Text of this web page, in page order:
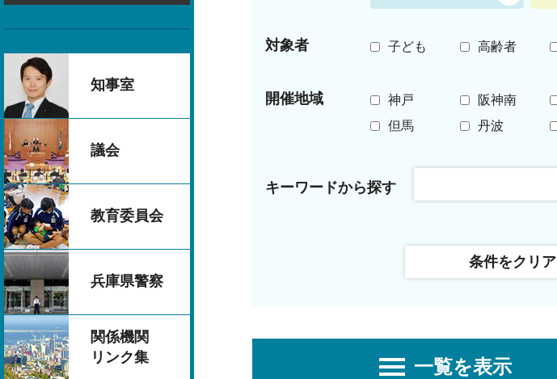
知事室
議会
教育委員会
兵庫県警察
関係機関
リンク集
対象者 子ども 高齢者
開催地域 神戸 阪神南
但馬
丹波
キーワードから探す
条件をクリア
一覧を表示